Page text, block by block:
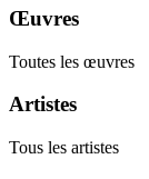
Œuvres
Toutes les œuvres
Artistes
Tous les artistes